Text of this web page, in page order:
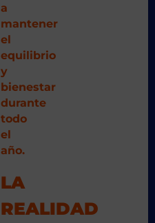
a
mantener
el
equilibrio
y
bienestar
durante
todo
el
año.
LA
REALIDAD